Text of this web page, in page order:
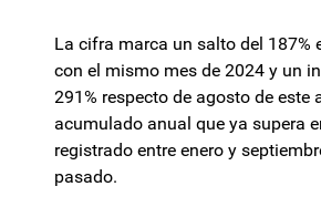
La cifra marca un salto del 187%
con el mismo mes de 2024 y un
291% respecto de agosto de este
acumulado anual que ya supera
registrado entre enero y
pasado.